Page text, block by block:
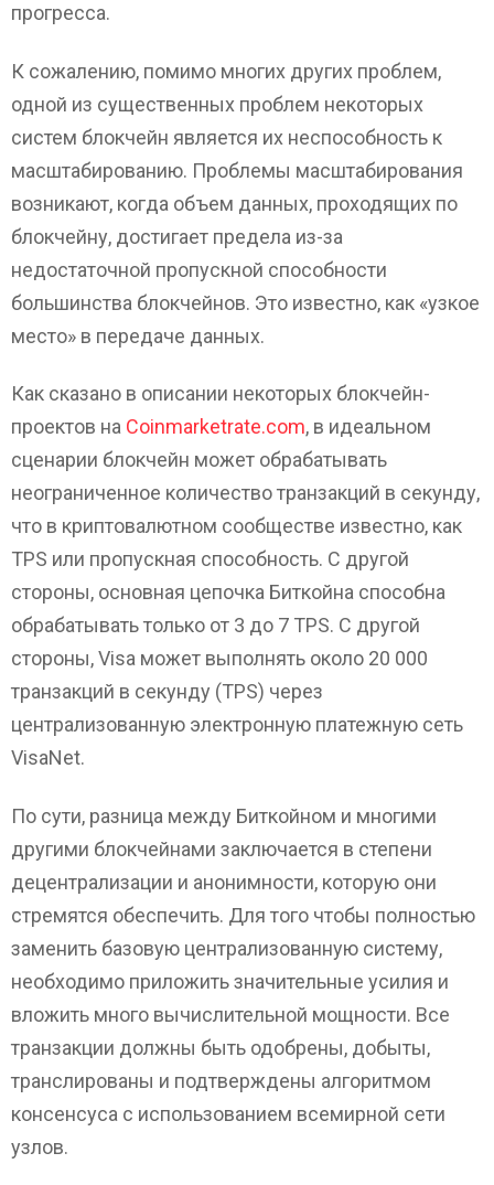
прогресса.
К сожалению, помимо многих других проблем,
одной из существенных проблем некоторых
систем блокчейн является их неспособность к
масштабированию. Проблемы масштабирования
возникают, когда объем данных, проходящих по
блокчейну, достигает предела из-за
недостаточной пропускной способности
большинства блокчейнов. Это известно, как «узкое
место» в передаче данных.
Как сказано в описании некоторых блокчейн-
проектов на Coinmarketrate.com, в идеальном
сценарии блокчейн может обрабатывать
неограниченное количество транзакций в секунду,
что в криптовалютном сообществе известно, как
TPS или пропускная способность. С другой
стороны, основная цепочка Биткойна способна
обрабатывать только от 3 до 7 TPS. С другой
стороны, Visa может выполнять около 20 000
транзакций в секунду (TPS) через
централизованную электронную платежную сеть
VisaNet.
По сути, разница между Биткойном и многими
другими блокчейнами заключается в степени
децентрализации и анонимности, которую они
стремятся обеспечить. Для того чтобы полностью
заменить базовую централизованную систему,
необходимо приложить значительные усилия и
вложить много вычислительной мощности. Все
транзакции должны быть одобрены, добыты,
транслированы и подтверждены алгоритмом
консенсуса с использованием всемирной сети
узлов.